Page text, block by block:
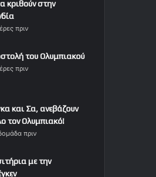
κριθούν στην
πριν
του Ολυμπιακού
πριν
και Σα, ανεβάζουν
τον Ολυμπιακό!
πριν
με την